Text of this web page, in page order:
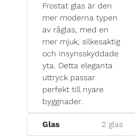
Frostat glas är den
mer moderna typen
av råglas, med en
mer mjuk, silkesaktig
och insynsskyddade
yta. Detta eleganta
uttryck passar
perfekt till nyare
byggnader.
Glas 2 glas